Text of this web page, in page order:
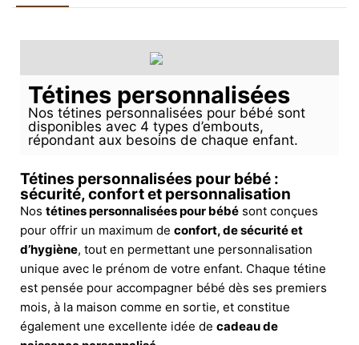
Tétines personnalisées
Nos tétines personnalisées pour bébé sont
disponibles avec 4 types d’embouts,
répondant aux besoins de chaque enfant.
Tétines personnalisées pour bébé :
sécurité, confort et personnalisation
Nos tétines personnalisées pour bébé sont conçues
pour offrir un maximum de confort, de sécurité et
d’hygiène, tout en permettant une personnalisation
unique avec le prénom de votre enfant. Chaque tétine
est pensée pour accompagner bébé dès ses premiers
mois, à la maison comme en sortie, et constitue
également une excellente idée de cadeau de